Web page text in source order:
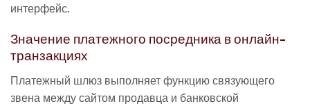
интерфейс.
Значение платежного посредника в онлайн-
транзакциях
Платежный шлюз выполняет функцию связующего
звена между сайтом продавца и банковской